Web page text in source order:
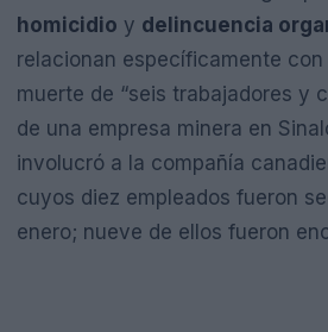
homicidio y delincuencia
relacionan específicamente
muerte de “seis trabajadores y
de una empresa minera en
involucró a la compañía
cuyos diez empleados fueron
enero; nueve de ellos fueron